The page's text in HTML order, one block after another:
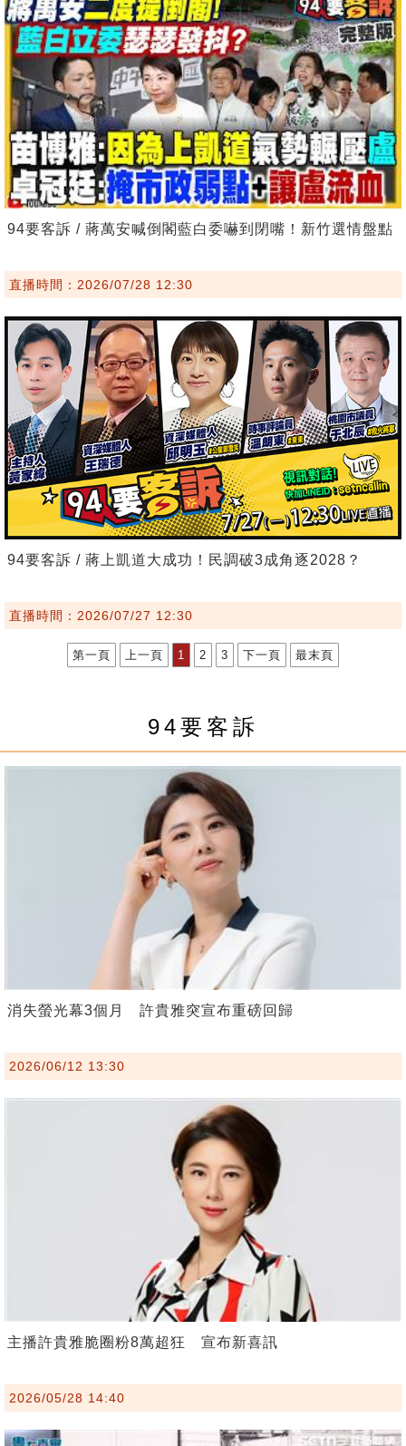
94要客訴 / 蔣萬安喊倒閣藍白委嚇到閉嘴！新竹選情盤點
直播時間：2026/07/28 12:30
94要客訴 / 蔣上凱道大成功！民調破3成角逐2028？
直播時間：2026/07/27 12:30
第一頁 上一頁 1 2 3 下一頁 最末頁
94要客訴
消失螢光幕3個月 許貴雅突宣布重磅回歸
2026/06/12 13:30
主播許貴雅脆圈粉8萬超狂 宣布新喜訊
2026/05/28 14:40